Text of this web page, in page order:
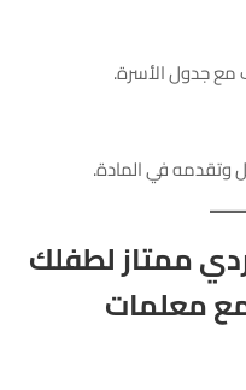
مع جدول الأسرة.
وتقدمه في المادة.
ممتاز لطفلك
معلمات